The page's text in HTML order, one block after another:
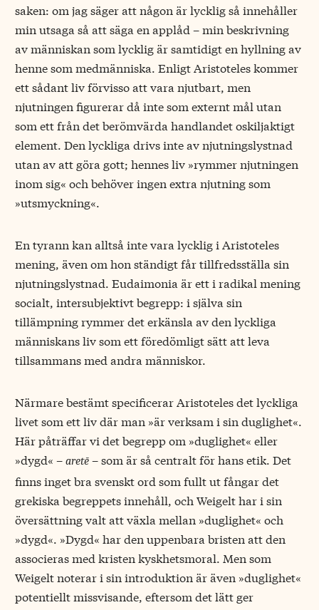
saken: om jag säger att någon är lycklig så innehåller
min utsaga så att säga en applåd – min beskrivning
av människan som lycklig är samtidigt en hyllning av
henne som medmänniska. Enligt Aristoteles kommer
ett sådant liv förvisso att vara njutbart, men
njutningen figurerar då inte som externt mål utan
som ett från det berömvärda handlandet oskiljaktigt
element. Den lyckliga drivs inte av njutningslystnad
utan av att göra gott; hennes liv »rymmer njutningen
inom sig« och behöver ingen extra njutning som
»utsmyckning«.
En tyrann kan alltså inte vara lycklig i Aristoteles
mening, även om hon ständigt får tillfredsställa sin
njutningslystnad. Eudaimonia är ett i radikal mening
socialt, intersubjektivt begrepp: i själva sin
tillämpning rymmer det erkänsla av den lyckliga
människans liv som ett föredömligt sätt att leva
tillsammans med andra människor.
Närmare bestämt specificerar Aristoteles det lyckliga
livet som ett liv där man »är verksam i sin duglighet«.
Här påträffar vi det begrepp om »duglighet« eller
»dygd« –aretē – som är så centralt för hans etik. Det
finns inget bra svenskt ord som fullt ut fångar det
grekiska begreppets innehåll, och Weigelt har i sin
översättning valt att växla mellan »duglighet« och
»dygd«. »Dygd« har den uppenbara bristen att den
associeras med kristen kyskhetsmoral. Men som
Weigelt noterar i sin introduktion är även »duglighet«
potentiellt missvisande, eftersom det lätt ger